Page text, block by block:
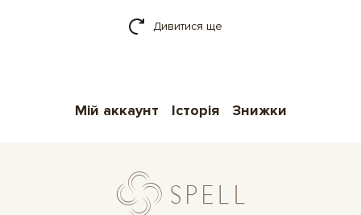
Дивитися ще
Мій аккаунт Історія Знижки